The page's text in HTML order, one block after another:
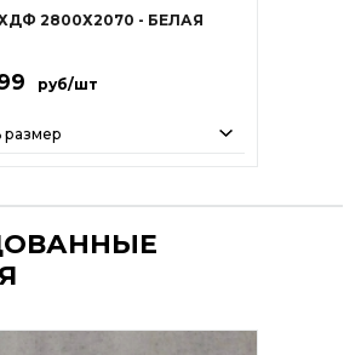
2800Х2070 - БЕЛАЯ
руб/шт
размер